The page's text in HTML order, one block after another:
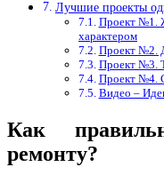
Лучшие проекты
Проект №1.
характером
Проект №2.
Проект №3.
Проект №4.
Видео –
Как
ремонту?